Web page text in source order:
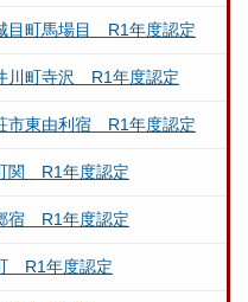
目町馬場目 R1年度認定
川町寺沢 R1年度認定
市東由利宿 R1年度認定
関 R1年度認定
宿 R1年度認定
R1年度認定